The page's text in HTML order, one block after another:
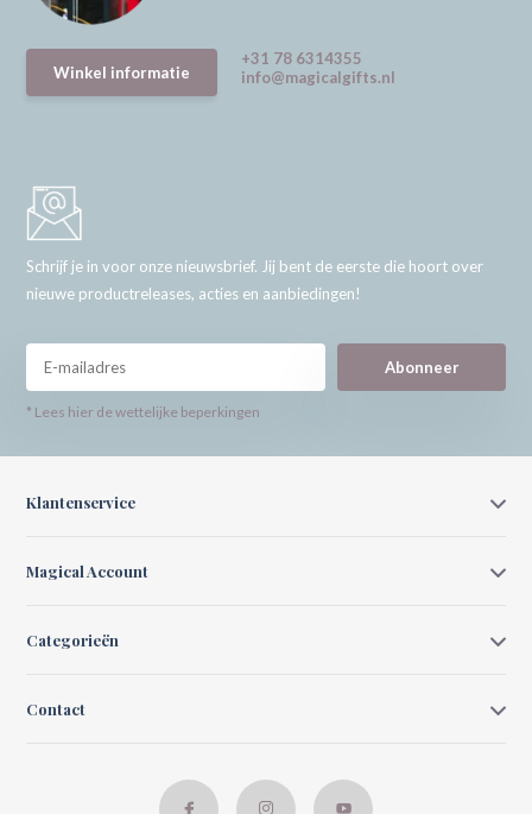
Winkel informatie
+31 78 6314355
info@magicalgifts.nl
Schrijf je in voor onze nieuwsbrief. Jij bent de eerste die hoort over
nieuwe productreleases, acties en aanbiedingen!
Abonneer
* Lees hier de wettelijke beperkingen
Klantenservice
Magical Account
Categorieën
Contact